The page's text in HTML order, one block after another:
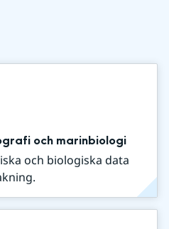
och marinbiologi
och biologiska data